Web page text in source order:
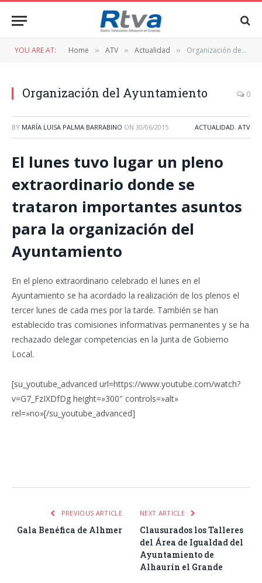
YOU ARE AT: Home » ATV » Actualidad » Organización del Ayuntamiento
Organización del Ayuntamiento 0
BY MARÍA LUISA PALMA BARRABINO ON 30/06/2015 ACTUALIDAD, ATV
El lunes tuvo lugar un pleno
extraordinario donde se
trataron importantes asuntos
para la organización del
Ayuntamiento
En el pleno extraordinario celebrado el lunes en el
Ayuntamiento se ha acordado la realización de los plenos el
tercer lunes de cada mes por la tarde. También se han
establecido tras comisiones informativas permanentes y se ha
rechazado delegar competencias en la Junta de Gobierno
Local.
[su_youtube_advanced url=https://www.youtube.com/watch?
v=G7_FzIXDfDg height=»300″ controls=»alt»
rel=»no»[/su_youtube_advanced]
PREVIOUS ARTICLE
Gala Benéfica de Alhmer
NEXT ARTICLE
Clausurados los Talleres
del Área de Igualdad del
Ayuntamiento de
Alhaurín el Grande